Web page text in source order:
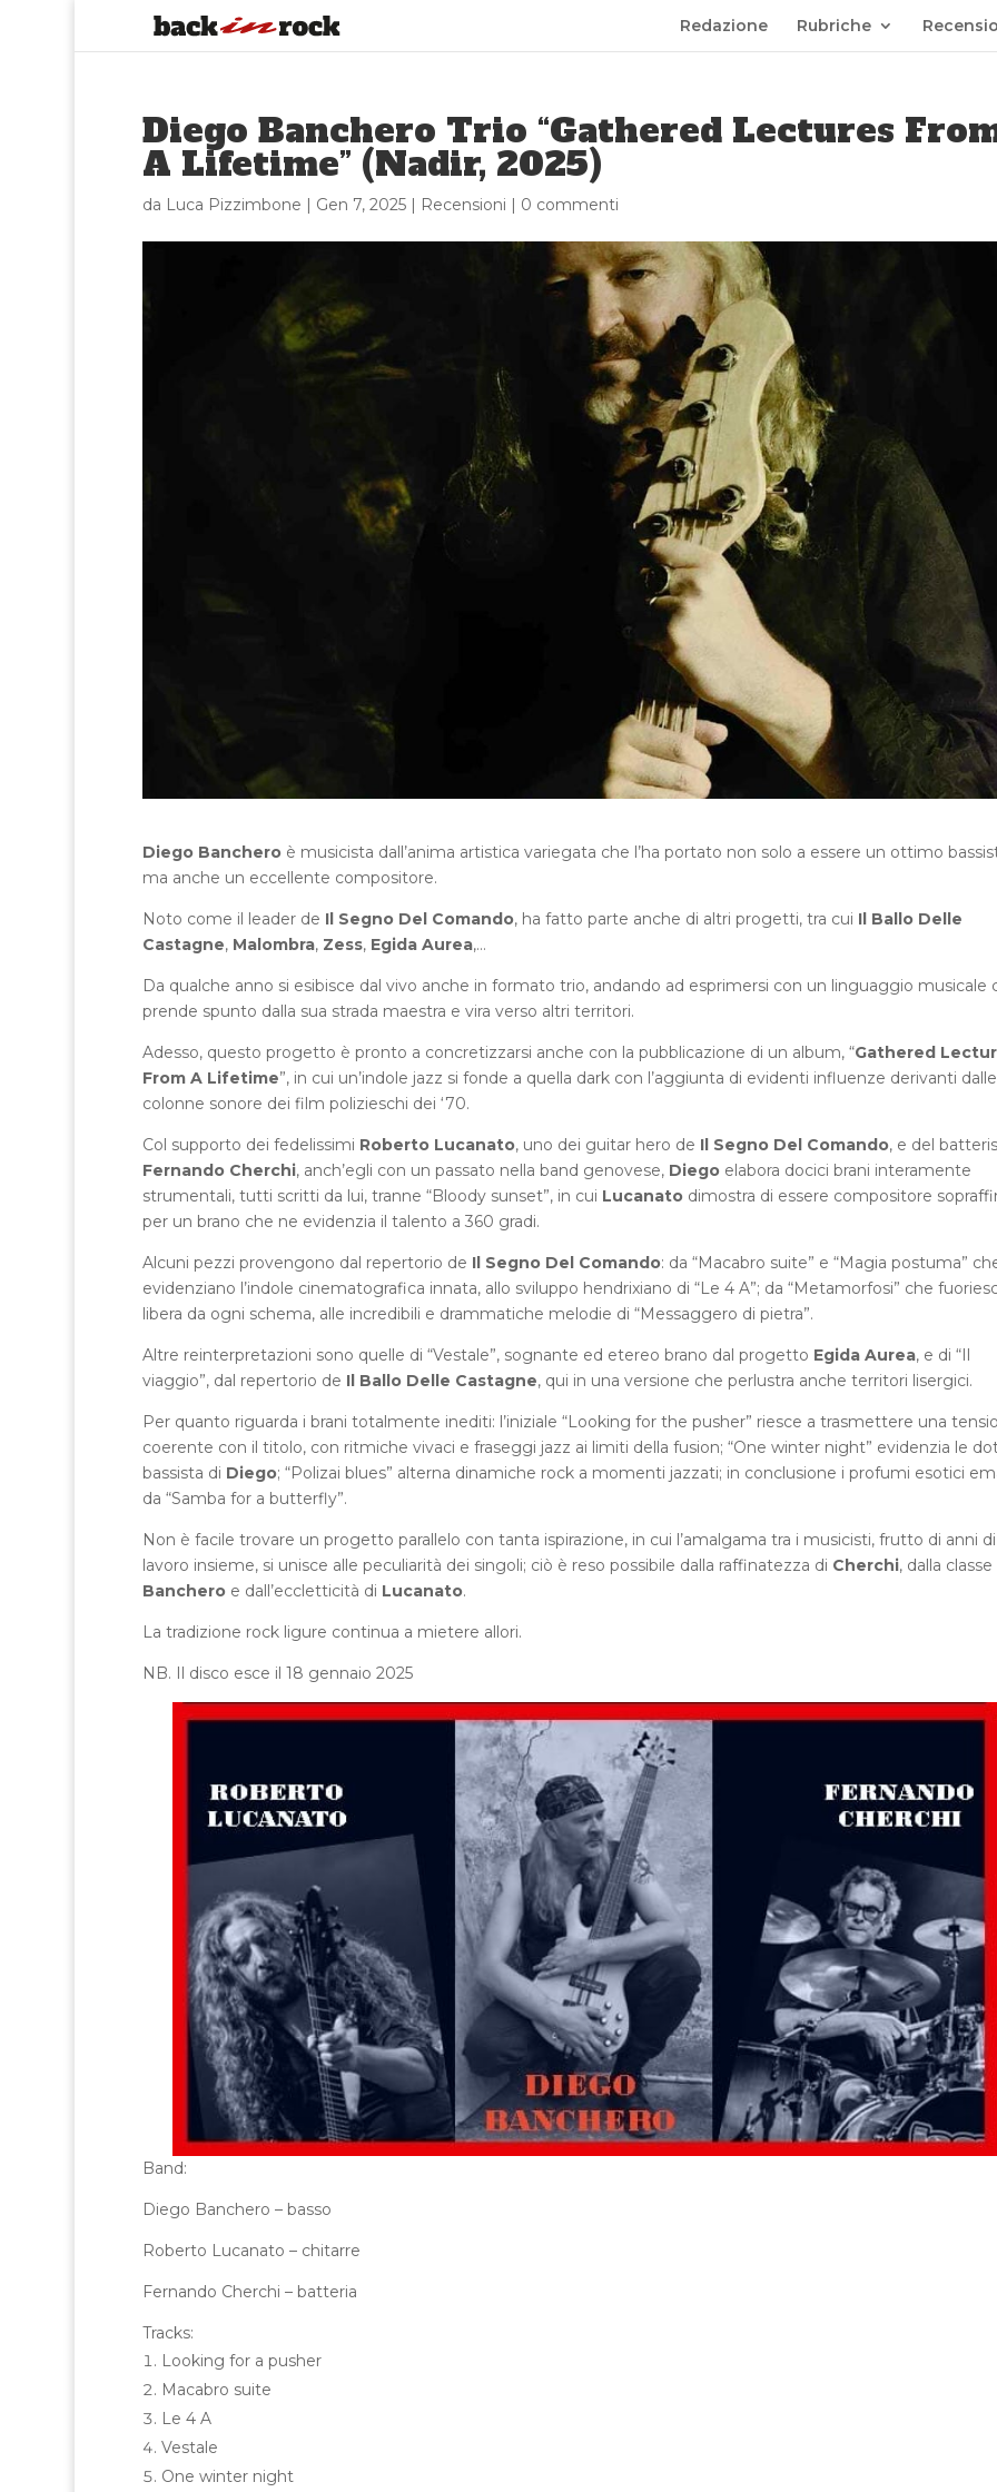
Redazione Rubriche
Diego Banchero Trio “Gathered Lectures
A Lifetime” (Nadir, 2025)
da Luca Pizzimbone | Gen 7, 2025| Recensioni | 0 commenti
Diego Bancheroè musicista dall’anima artistica variegata che l’ha portato non solo a essere un ottimo
ma anche un eccellente compositore.
Noto come il leader de Il Segno Del Comando, ha fatto parte anche di altri progetti, tra cui Il Ballo Delle
Castagne, Malombra, Zess, Egida Aurea,…
Da qualche anno si esibisce dal vivo anche in formato trio, andando ad esprimersi con un linguaggio musicale
prende spunto dalla sua strada maestra e vira verso altri territori.
Adesso, questo progetto è pronto a concretizzarsi anche con la pubblicazione di un album, “Gathered
From A Lifetime”, in cui un’indole jazz si fonde a quella dark con l’aggiunta di evidenti influenze derivanti dalle
colonne sonore dei film polizieschi dei ‘70.
Col supporto dei fedelissimi Roberto Lucanato, uno dei guitar hero de Il Segno Del Comando, e del
Fernando Cherchi, anch’egli con un passato nella band genovese, Diegoelabora docici brani interamente
strumentali, tutti scritti da lui, tranne “Bloody sunset”, in cui Lucanatodimostra di essere compositore
per un brano che ne evidenzia il talento a 360 gradi.
Alcuni pezzi provengono dal repertorio de Il Segno Del Comando: da “Macabro suite” e “Magia postuma”
evidenziano l’indole cinematografica innata, allo sviluppo hendrixiano di “Le 4 A”; da “Metamorfosi” che
libera da ogni schema, alle incredibili e drammatiche melodie di “Messaggero di pietra”.
Altre reinterpretazioni sono quelle di “Vestale”, sognante ed etereo brano dal progetto Egida Aurea, e di “Il
viaggio”, dal repertorio de Il Ballo Delle Castagne, qui in una versione che perlustra anche territori lisergici.
Per quanto riguarda i brani totalmente inediti: l’iniziale “Looking for the pusher” riesce a trasmettere una
coerente con il titolo, con ritmiche vivaci e fraseggi jazz ai limiti della fusion; “One winter night” evidenzia le
bassista di Diego; “Polizai blues” alterna dinamiche rock a momenti jazzati; in conclusione i profumi esotici
da “Samba for a butterfly”.
Non è facile trovare un progetto parallelo con tanta ispirazione, in cui l’amalgama tra i musicisti, frutto di anni di
lavoro insieme, si unisce alle peculiarità dei singoli; ciò è reso possibile dalla raffinatezza di Cherchi, dalla classe
Bancheroe dall’eccletticità di Lucanato.
La tradizione rock ligure continua a mietere allori.
NB. Il disco esce il 18 gennaio 2025
Band:
Diego Banchero – basso
Roberto Lucanato – chitarre
Fernando Cherchi – batteria
Tracks:
Looking for a pusher
Macabro suite
Le 4 A
Vestale
One winter night